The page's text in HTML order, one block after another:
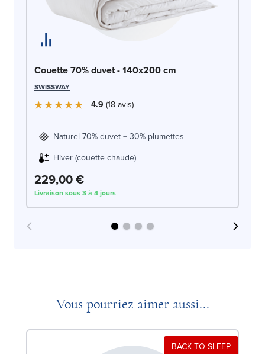
Couette 70% duvet - 140x200 cm
SWISSWAY
4.9 18avis
Naturel 70% duvet + 30% plumettes
Hiver (couette chaude)
229,00 €
Livraison sous 3 à 4 jours
Vous pourriez aimer aussi...
BACK TO SLEEP